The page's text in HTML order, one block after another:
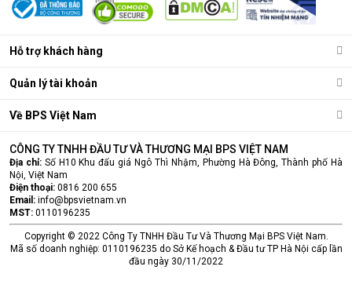
Hỗ trợ khách hàng
Quản lý tài khoản
Về BPS Việt Nam
CÔNG TY TNHH ĐẦU TƯ VÀ THƯƠNG MẠI BPS VIỆT NAM
Địa chỉ: Số H10 Khu đấu giá Ngô Thì Nhậm, Phường Hà Đông, Thành phố Hà
Nội, Việt Nam
Điện thoại: 0816 200 655
Email: info@bpsvietnam.vn
MST: 0110196235
Copyright © 2022 Công Ty TNHH Đầu Tư Và Thương Mại BPS Việt Nam.
Mã số doanh nghiệp: 0110196235 do Sở Kế hoạch & Đầu tư TP Hà Nội cấp lần
đầu ngày 30/11/2022